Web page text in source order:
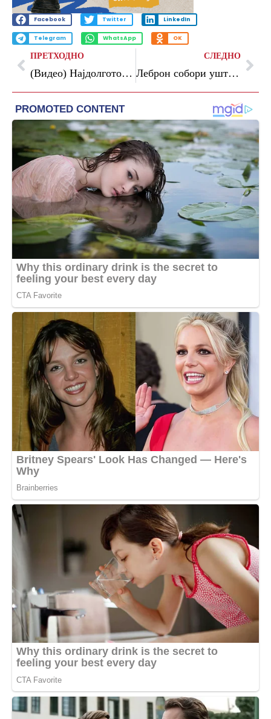
Facebook Twitter LinkedIn
Telegram WhatsApp OK
ПРЕТХОДНО
(Видео) Најдолгото соочување во историјата на боксот
СЛЕДНО
Леброн собори уште еден рекорд на Џабар